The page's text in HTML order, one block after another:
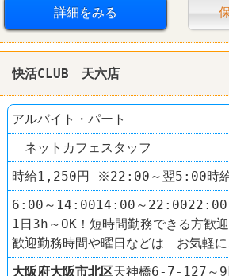
詳細をみる
快活CLUB 天六店
アルバイト・パート
ネットカフェスタッフ
時給1,250円 ※22:00～翌5:00時給
6:00～14:0014:00～22:0022:00
1日3h～OK！短時間勤務できる方歓
歓迎勤務時間や曜日などは お気軽
大阪府大阪市北区天神橋6-7-127～